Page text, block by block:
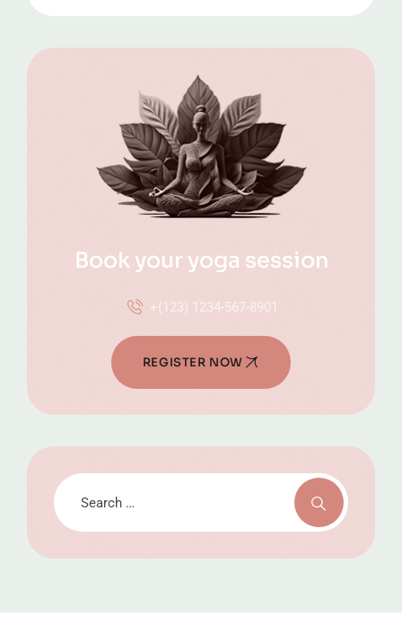
Book your yoga session
+(123) 1234-567-8901
REGISTER NOW